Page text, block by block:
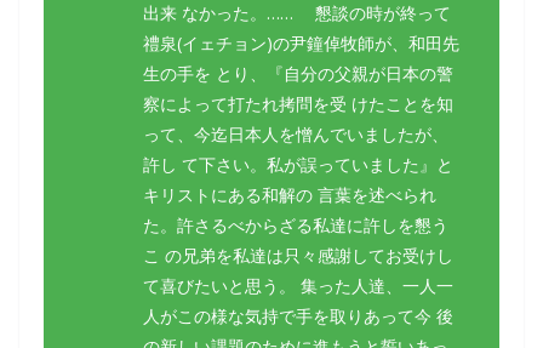
出来 なかった。…… 懇談の時が終って
禮泉(イェチョン)の尹鐘倬牧師が、和田先
生の手を とり、『自分の父親が日本の警
察によって打たれ拷問を受 けたことを知
って、今迄日本人を憎んでいましたが、
許し て下さい。私が誤っていました』と
キリストにある和解の 言葉を述べられ
た。許さるべからざる私達に許しを懇う
こ の兄弟を私達は只々感謝してお受けし
て喜びたいと思う。 集った人達、一人一
人がこの様な気持で手を取りあって今 後